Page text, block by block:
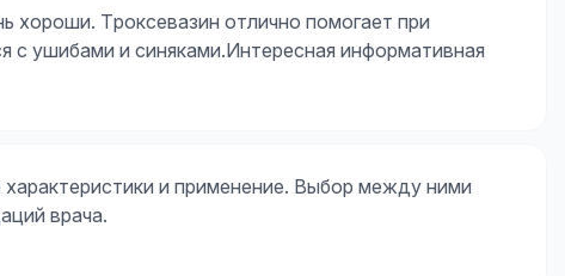
хороши. Троксевазин отлично помогает при
с ушибами и синяками.Интересная информативная
и применение. Выбор между ними
врача.